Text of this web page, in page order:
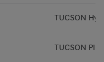
TUCSON
TUCSON